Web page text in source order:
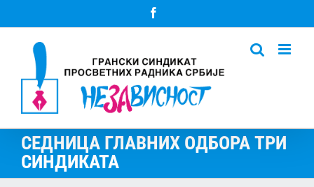
to
СЕДНИЦА ГЛАВНИХ ОДБОРА ТРИ
СИНДИКАТА